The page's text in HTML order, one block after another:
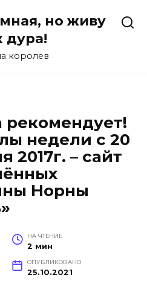
но живу
дура!
королев
недели с 20
2017г. – сайт
Норны
НА ЧТЕНИЕ
2 мин
ОПУБЛИКОВАНО
25.10.2021